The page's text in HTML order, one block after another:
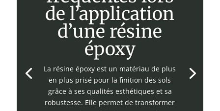
de l’application
d’une résine
époxy
La résine époxy est un matériau de plus
en plus prisé pour la finition des sols
grâce à ses qualités esthétiques et sa
robustesse. Elle permet de transformer